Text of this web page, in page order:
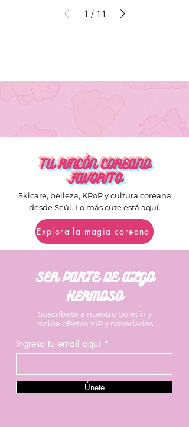
1 / 11
TU RINCÓN COREANO
FAVORITO
Skicare, belleza, KPoP y cultura coreana
desde Seúl. Lo más cute está aquí.
Explora la magia coreana
SER PARTE DE ALGO
HERMOSO
Suscríbete a nuestro boletín y
recibe ofertas VIP y novedades
Ingresa tu email aquí
Únete